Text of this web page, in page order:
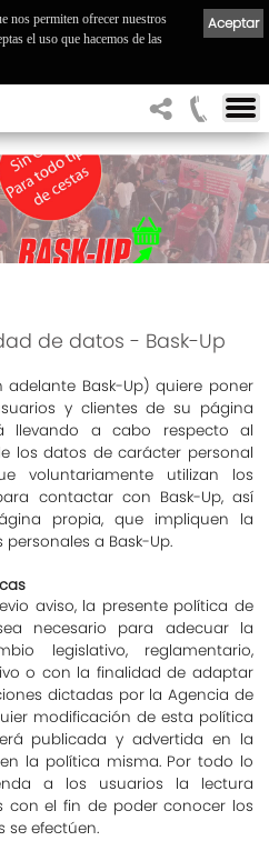
de datos - Bask-Up
adelante Bask-Up) quiere poner
y clientes de su página
llevando a cabo respecto al
los datos de carácter personal
voluntariamente utilizan los
contactar con Bask-Up, así
propia, que impliquen la
a Bask-Up.
aviso, la presente política de
necesario para adecuar la
legislativo, reglamentario,
o con la finalidad de adaptar
dictadas por la Agencia de
modificación de esta política
publicada y advertida en la
la política misma. Por todo lo
a los usuarios la lectura
con el fin de poder conocer los
se efectúen.
Aceptar
nos permiten ofrecer nuestros
el uso que hacemos de las